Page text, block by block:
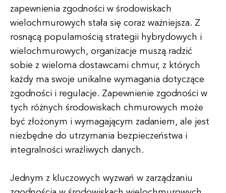
zapewnienia zgodności w środowiskach
wielochmurowych stała się coraz ważniejsza. Z
rosnącą popularnością strategii hybrydowych i
wielochmurowych, organizacje muszą radzić
sobie z wieloma dostawcami chmur, z których
każdy ma swoje unikalne wymagania dotyczące
zgodności i regulacje. Zapewnienie zgodności w
tych różnych środowiskach chmurowych może
być złożonym i wymagającym zadaniem, ale jest
niezbędne do utrzymania bezpieczeństwa i
integralności wrażliwych danych.
Jednym z kluczowych wyzwań w zarządzaniu